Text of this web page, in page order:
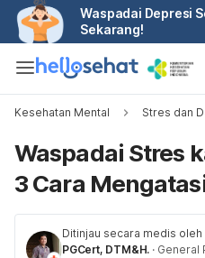
Waspadai Depresi
Sekarang!
Kesehatan Mental Stres dan
Waspadai Stres
3 Cara
Ditinjau secara medis oleh
PGCert, DTM&H. · General